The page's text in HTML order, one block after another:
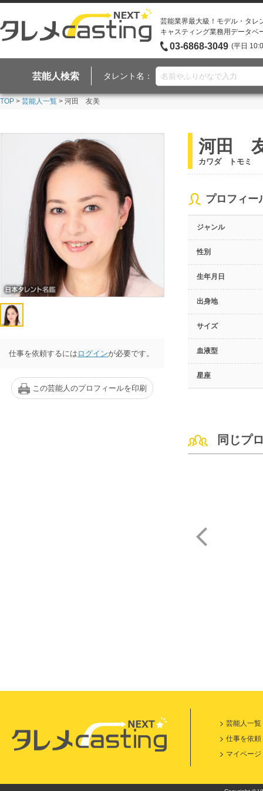
芸能業界最大級！モデル・タレ
キャスティング業務用データベ
03-6868-3049 (平日
芸能人検索 タレント名：
TOP > 芸能人一覧 > 河田 友美
仕事を依頼するには ログインが必要です。
この芸能人のプロフィールを印刷
河田
カワダ トモミ
プロフィー
ジャンル
性別
生年月日
出身地
サイズ
血液型
星座
同じプ
芸能人一覧
仕事を依頼
マイページ